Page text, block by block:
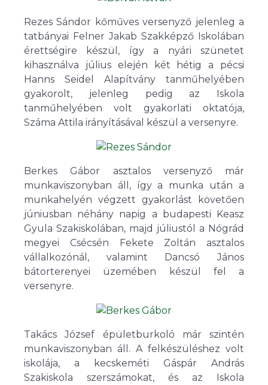
Rezes Sándor kőműves versenyző jelenleg a
tatbányai Felner Jakab Szakképző Iskolában
érettségire készül, így a nyári szünetet
kihasználva július elején két hétig a pécsi
Hanns Seidel Alapítvány tanműhelyében
gyakorolt, jelenleg pedig az Iskola
tanműhelyében volt gyakorlati oktatója,
Száma Attila irányításával készül a versenyre.
Berkes Gábor asztalos versenyző már
munkaviszonyban áll, így a munka után a
munkahelyén végzett gyakorlást követően
júniusban néhány napig a budapesti Keasz
Gyula Szakiskolában, majd júliustól a Nógrád
megyei Csécsén Fekete Zoltán asztalos
vállalkozónál, valamint Dancsó János
bátorterenyei üzemében készül fel a
versenyre.
Takács József épületburkoló már szintén
munkaviszonyban áll. A felkészüléshez volt
iskolája, a kecskeméti Gáspár András
Szakiskola szerszámokat, és az Iskola